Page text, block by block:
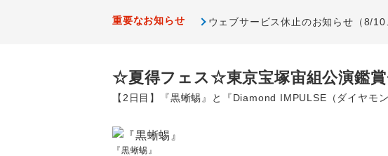
重要なお知らせ ウェブサービス休止のお知らせ（8/10
☆夏得フェス☆東京宝塚宙組公演鑑
【2日目】『黒蜥蜴』と『Diamond IMPULSE（ダイヤモ
『黒蜥蜴』